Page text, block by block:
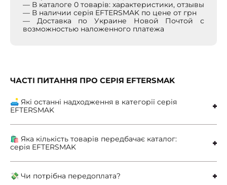
— В каталоге 0 товарів: характеристики, отзывы
— В наличии серія EFTERSMAK по цене от грн
— Доставка по Украине Новой Почтой с
возможностью наложенного платежа
ЧАСТІ ПИТАННЯ ПРО СЕРІЯ EFTERSMAK
🛋 Які останні надходження в категорії серія
EFTERSMAK
🛍 Яка кількість товарів передбачає каталог:
серія EFTERSMAK
💸 Чи потрібна передоплата?